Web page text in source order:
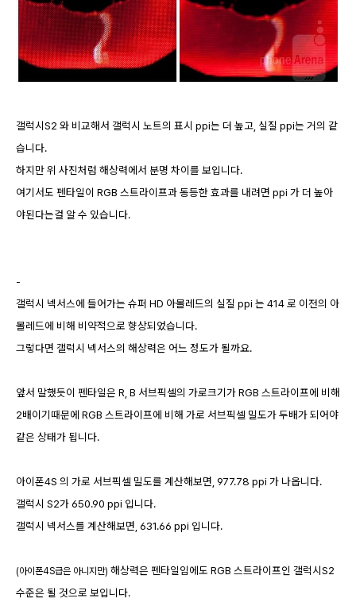
갤럭시S2 와 비교해서 갤럭시 노트의 표시 ppi는 더 높고, 실질 ppi는 거의 같
습니다.
하지만 위 사진처럼 해상력에서 분명 차이를 보입니다.
여기서도 펜타일이 RGB 스트라이프과 동등한 효과를 내려면 ppi 가 더 높아
야된다는걸 알 수 있습니다.
-
갤럭시 넥서스에 들어가는 슈퍼 HD 아몰레드의 실질 ppi 는 414 로 이전의 아
몰레드에 비해 비약적으로 향상되었습니다.
그렇다면 갤럭시 넥서스의 해상력은 어느 정도가 될까요.
앞서 말했듯이 펜타일은 R, B 서브픽셀의 가로크기가 RGB 스트라이프에 비해
2배이기때문에 RGB 스트라이프에 비해 가로 서브픽셀 밀도가 두배가 되어야
같은 상태가 됩니다.
아이폰4S 의 가로 서브픽셀 밀도를 계산해보면, 977.78 ppi 가 나옵니다.
갤럭시 S2가 650.90 ppi 입니다.
갤럭시 넥서스를 계산해보면, 631.66 ppi 입니다.
(아이폰4S급은 아니지만) 해상력은 펜타일임에도 RGB 스트라이프인 갤럭시S2
수준은 될 것으로 보입니다.